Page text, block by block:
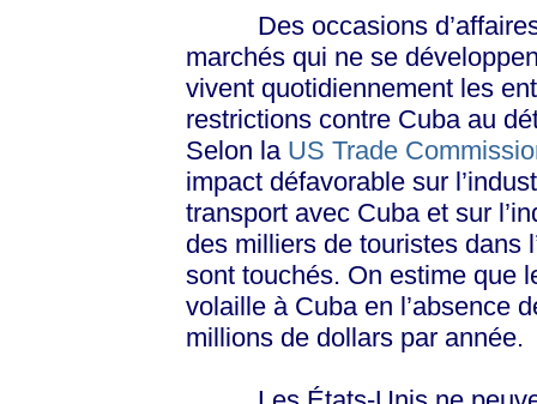
Des occasions d’affaires
marchés qui ne se
vivent quotidiennement les
restrictions contre Cuba au
Selon la US Trade
impact défavorable sur
transport avec Cuba et sur
des milliers de touristes dans
sont touchés. On estime que
volaille à Cuba en l’absence
millions de dollars par année.